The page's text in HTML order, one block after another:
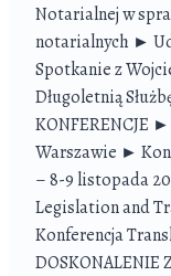
Notarialnej w
notarialnych ►
Spotkanie z
Długoletnią
KONFERENCJE
Warszawie ►
– 8-9 listopada
Legislation and
Konferencja